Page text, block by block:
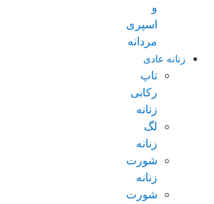
و
اسپری
مردانه
زنانه عادی
تاپ
رکابی
زنانه
لگ
زنانه
شورت
زنانه
شورت